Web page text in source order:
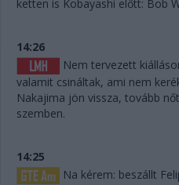
ketten is Kobayashi előtt: Bob
14:26
Nem tervezett
valamit csináltak, ami nem
Nakajima jön vissza, tovább
szemben.
14:25
Na kérem: beszállt